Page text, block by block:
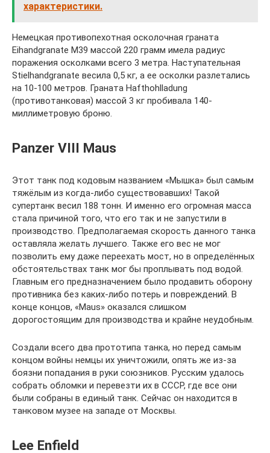
характеристики.
Немецкая противопехотная осколочная граната
Eihandgranate M39 массой 220 грамм имела радиус
поражения осколками всего 3 метра. Наступательная
Stielhandgranate весила 0,5 кг, а ее осколки разлетались
на 10-100 метров. Граната Hafthohlladung
(противотанковая) массой 3 кг пробивала 140-
миллиметровую броню.
Panzer VIII Maus
Этот танк под кодовым названием «Мышка» был самым
тяжёлым из когда-либо существовавших! Такой
супертанк весил 188 тонн. И именно его огромная масса
стала причиной того, что его так и не запустили в
производство. Предполагаемая скорость данного танка
оставляла желать лучшего. Также его вес не мог
позволить ему даже переехать мост, но в определённых
обстоятельствах танк мог бы проплывать под водой.
Главным его предназначением было продавить оборону
противника без каких-либо потерь и повреждений. В
конце концов, «Maus» оказался слишком
дорогостоящим для производства и крайне неудобным.
Создали всего два прототипа танка, но перед самым
концом войны немцы их уничтожили, опять же из-за
боязни попадания в руки союзников. Русским удалось
собрать обломки и перевезти их в СССР, где все они
были собраны в единый танк. Сейчас он находится в
танковом музее на западе от Москвы.
Lee Enfield